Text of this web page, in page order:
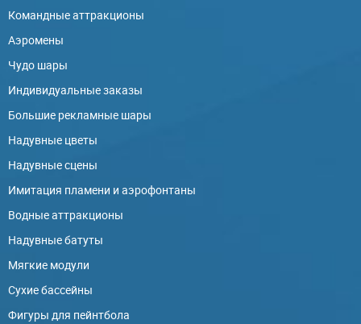
Командные аттракционы
Аэромены
Чудо шары
Индивидуальные заказы
Большие рекламные шары
Надувные цветы
Надувные сцены
Имитация пламени и аэрофонтаны
Водные аттракционы
Надувные батуты
Мягкие модули
Сухие бассейны
Фигуры для пейнтбола